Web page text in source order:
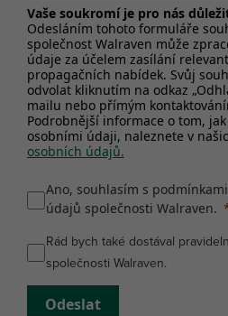
Vaše soukromí je pro nás
Odesláním tohoto formuláře
společnost Walraven může
údaje za účelem zasílání
propagačních nabídek. Svůj
odvolat kliknutím na odkaz
mailu nebo přímým
Podrobnější informace o tom,
osobními údaji, naleznete v
osobních údajů.
Ano, souhlasím s
údajů společnosti Walraven.
Rád bych také dostával
společnosti Walraven.
Odeslat